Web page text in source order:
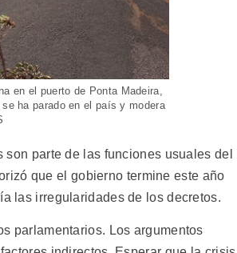
en el puerto de Ponta Madeira,
ha parado en el país y modera
parte de las funciones usuales del
que el gobierno termine este año
las irregularidades de los decretos.
parlamentarios. Los argumentos